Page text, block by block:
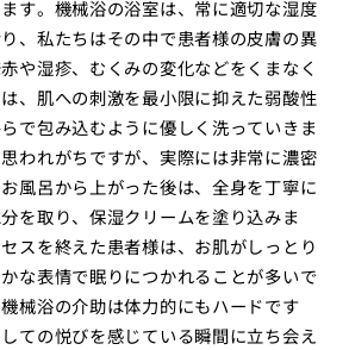
す。機械浴の浴室は、常に適切な湿度
、私たちはその中で患者様の皮膚の異
や湿疹、むくみの変化などをくまなく
、肌への刺激を最小限に抑えた弱酸性
で包み込むように優しく洗っていきま
われがちですが、実際には非常に濃密
風呂から上がった後は、全身を丁寧に
を取り、保湿クリームを塗り込みま
スを終えた患者様は、お肌がしっとり
な表情で眠りにつかれることが多いで
械浴の介助は体力的にもハードです
ての悦びを感じている瞬間に立ち会え